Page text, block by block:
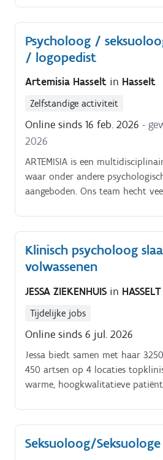
Psycholoog /
/ logopedist
Artemisia Hasselt in Hasselt
Zelfstandige activiteit
Online sinds 16 feb. 2026 -
2026
ARTEMISIA is een
waar onder andere
aangeboden. Ons team hecht
met cliënten die kampen met
zoals depressie, angststoornissen,
ontwikkelingsstoornissen, trauma
bewust een warme en veilige
zich gehoord en ondersteund
centraal Wij bieden een breed
voor kinderen, jongeren,
versterking van ons team zijn
betrokken en zelfstandig
zich bij onze praktijk willen
Klinisch psycholoog
volwassenen
JESSA ZIEKENHUIS in HASSELT
Tijdelijke jobs
Online sinds 6 jul. 2026
Jessa biedt samen met haar
450 artsen op 4 locaties
warme, hoogkwalitatieve
ziekenhuis is niet ‘zomaar' een
Seksuoloog/Seksuologe